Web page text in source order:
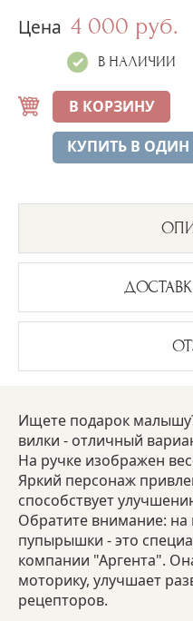
Цена 4 000 руб.
В НАЛИЧИИ
В КОРЗИНУ
КУПИТЬ В
Ищете подарок
вилки - отличный
На ручке изображен
Яркий персонаж
способствует
Обратите внимание: на
пупырышки - это
компании "Аргента".
моторику, улучшает
рецепторов.